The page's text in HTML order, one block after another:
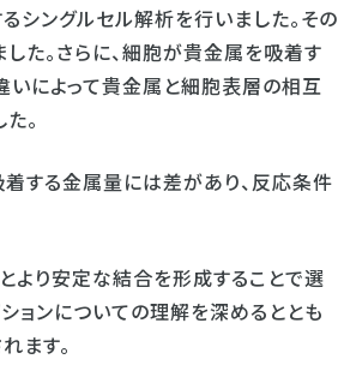
シングルセル解析を行いました。その
た。さらに、細胞が貴金属を吸着す
によって貴金属と細胞表層の相互
。
する金属量には差があり、反応条件
より安定な結合を形成することで選
ョンについての理解を深めるととも
ます。